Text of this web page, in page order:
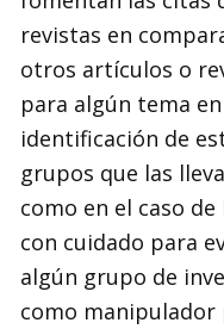
revistas en
otros artículos o
para algún tema
identificación de
grupos que las
como en el caso
con cuidado para
algún grupo de
como manipulador